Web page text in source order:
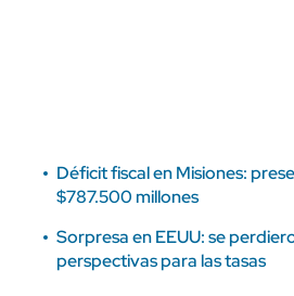
Déficit fiscal en Misiones:
$787.500 millones
Sorpresa en EEUU: se
perspectivas para las tasas